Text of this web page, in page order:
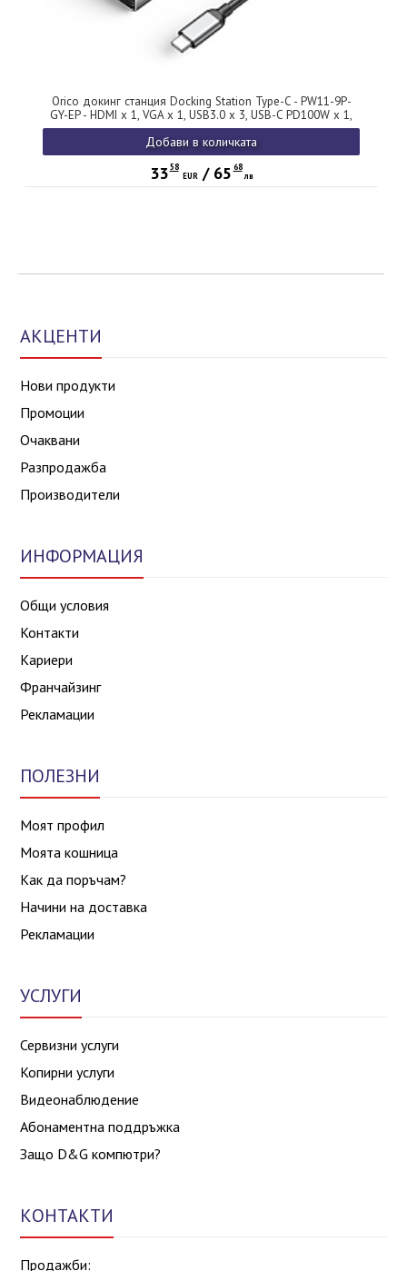
Orico докинг станция Docking Station Type-C - PW11-9P-
GY-EP - HDMI x 1, VGA x 1, USB3.0 x 3, USB-C PD100W x 1,
LAN x 1 (1Gbps), SD/TF
Добави в количката
33 58
EUR/ 65 68
лв
АКЦЕНТИ
Нови продукти
Промоции
Очаквани
Разпродажба
Производители
ИНФОРМАЦИЯ
Общи условия
Контакти
Кариери
Франчайзинг
Рекламации
ПОЛЕЗНИ
Моят профил
Моята кошница
Как да поръчам?
Начини на доставка
Рекламации
УСЛУГИ
Сервизни услуги
Копирни услуги
Видеонаблюдение
Абонаментна поддръжка
Защо D&G компютри?
КОНТАКТИ
Продажби: